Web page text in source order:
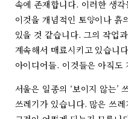
속에 존재합니다. 이러한 생
이것을 개념적인 토양이나 흙
있을 것 같습니다. 그의 작업
계속해서 매료시키고 있습니
아이디어들. 이것들은 아직도
서울은 일종의 ‘보이지 않는’
쓰레기가 있습니다. 많은 쓰